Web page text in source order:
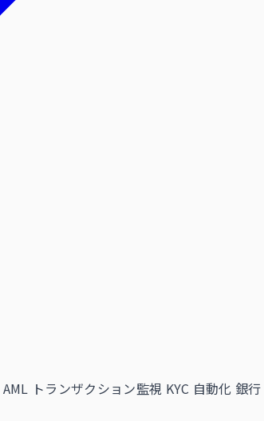
AML トランザクション監視 KYC 自動化 銀行